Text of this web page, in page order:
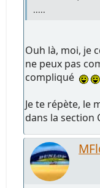
.....
Ouh là, moi, je
ne peux pas
compliqué
Je te répète, le
dans la